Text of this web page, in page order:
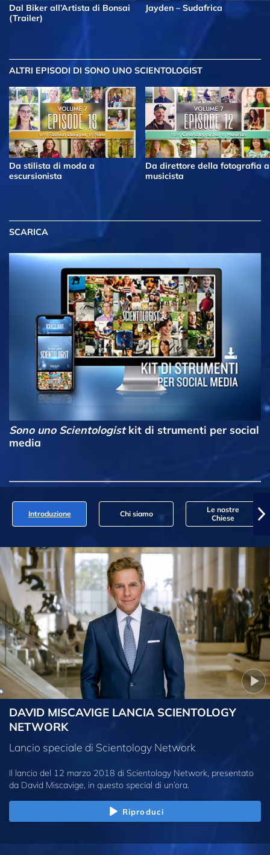
Dal Biker all’Artista di Bonsai
(Trailer)
Jayden – Sudafrica
ALTRI EPISODI DI SONO UNO SCIENTOLOGIST
Da stilista di moda a
escursionista
Da direttore della fotografia a
musicista
SCARICA
Sono uno Scientologistkit di strumenti per social
media
Introduzione Chi siamo
Le nostre
Chiese
DAVID MISCAVIGE LANCIA SCIENTOLOGY
NETWORK
Lancio speciale di Scientology Network
Il lancio del 12 marzo 2018 di Scientology Network, presentato
da David Miscavige, in questo special di un’ora.
Riproduci